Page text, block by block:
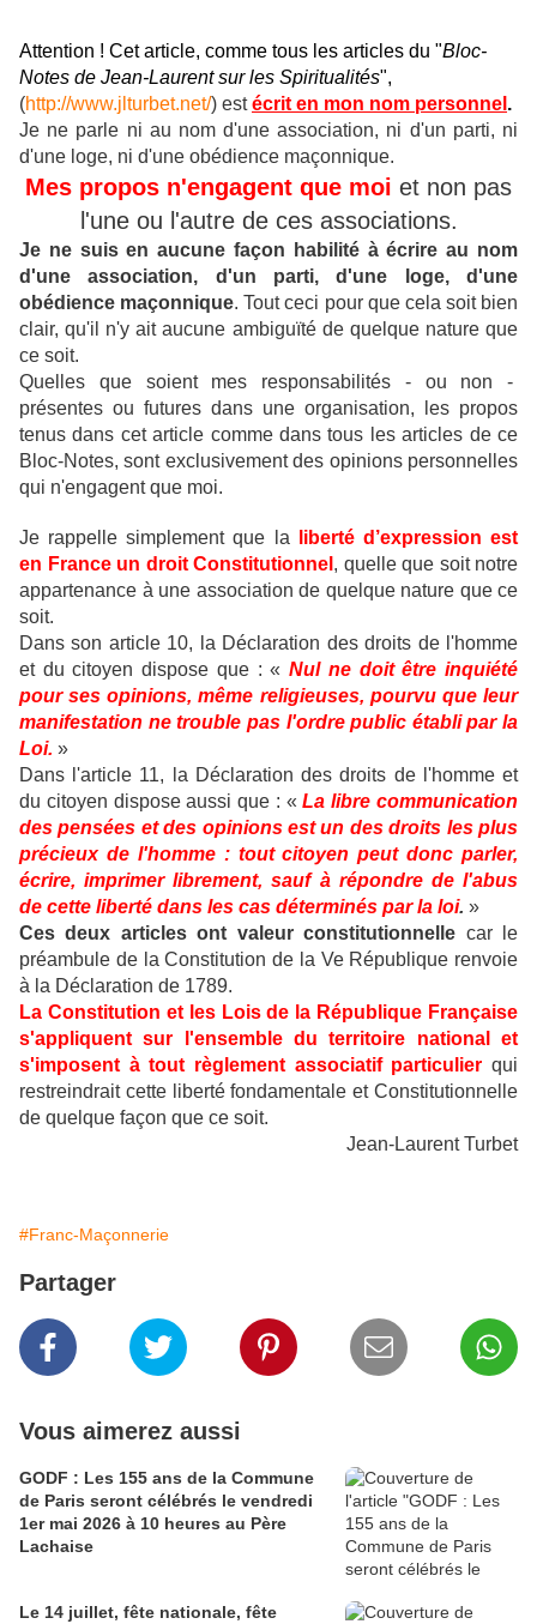
Attention ! Cet article, comme tous les articles du "Bloc-
Notes de Jean-Laurent sur les Spiritualités",
(http://www.jlturbet.net/) estécrit en mon nom personnel .
Je ne parle ni au nom d'une association, ni d'un parti, ni
d'une loge, ni d'une obédience maçonnique.
Mes propos n'engagent que moi et non pas
l'une ou l'autre de ces associations.
Je ne suis en aucune façon habilité à écrire au nom
d'une association, d'un parti, d'une loge, d'une
obédience maçonnique.Tout ceci pour que cela soit bien
clair, qu'il n'y ait aucune ambiguïté de quelque nature que
ce soit.
Quelles que soient mes responsabilités - ou non -
présentes ou futures dans une organisation, les propos
tenus dans cet article comme dans tous les articles de ce
Bloc-Notes, sont exclusivement des opinions personnelles
qui n'engagent que moi.
Je rappelle simplement que la
liberté d’expression est
en France un droit Constitutionnel , quelle que soit notre
appartenance à une association de quelque nature que ce
soit.
Dans son article 10, la Déclaration des droits de l'homme
et du citoyen dispose que : «Nul ne doit être inquiété
pour ses opinions, même religieuses, pourvu que leur
manifestation ne trouble pas l'ordre public établi par la
Loi. »
Dans l'article 11, la Déclaration des droits de l'homme et
du citoyen dispose aussi que : «La libre communication
des pensées et des opinions est un des droits les plus
précieux de l'homme : tout citoyen peut donc parler,
écrire, imprimer librement, sauf à répondre de l'abus
de cette liberté dans les cas déterminés par la loi. »
Ces deux articles ont valeur constitutionnelle car le
préambule de la Constitution de la Ve République renvoie
à la Déclaration de 1789.
La Constitution et les Lois de la République Française
s'appliquent sur l'ensemble du territoire national et
s'imposent à tout règlement associatif particulier qui
restreindrait cette liberté fondamentale et Constitutionnelle
de quelque façon que ce soit.
Jean-Laurent Turbet
#Franc-Maçonnerie
Partager
Vous aimerez aussi
GODF : Les 155 ans de la Commune
de Paris seront célébrés le vendredi
1er mai 2026 à 10 heures au Père
Lachaise
Le 14 juillet, fête nationale, fête